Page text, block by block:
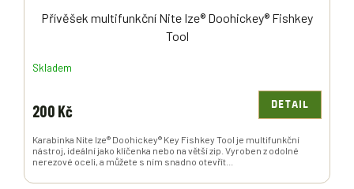
Přívěšek multifunkční Nite Ize® Doohickey® Fishkey
Tool
Skladem
200 Kč DETAIL
Karabinka Nite Ize® Doohickey® Key Fishkey Tool je multifunkční
nástroj, ideální jako klíčenka nebo na větší zip. Vyroben z odolné
nerezové oceli, a můžete s ním snadno otevřít...